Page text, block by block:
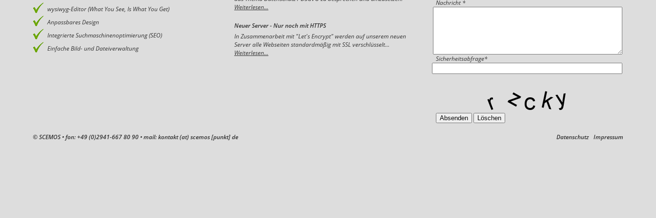
wysiwyg-Editor (What You See, Is What You Get)
Anpassbares Design
Integrierte Suchmaschinenoptimierung (SEO)
Einfache Bild- und Dateiverwaltung
Weiterlesen...
Neuer Server - Nur noch mit HTTPS
In Zusammenarbeit mit "Let's Encrypt" werden auf unserem neuen
Server alle Webseiten standardmäßig mit SSL verschlüsselt...
Weiterlesen...
Nachricht *
Sicherheitsabfrage*
Absenden Löschen
Datenschutz Impressum
© SCEMOS • fon: +49 (0)2941-667 80 90 • mail: kontakt (at) scemos [punkt] de